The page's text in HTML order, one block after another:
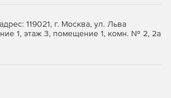
создание белого списка программ
119021, г. Москва, ул. Льва
1, этаж 3, помещение 1, комн. № 2, 2а